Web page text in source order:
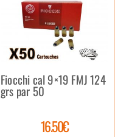
Fiocchi cal 9×19 FMJ 124
grs par 50
16.50€